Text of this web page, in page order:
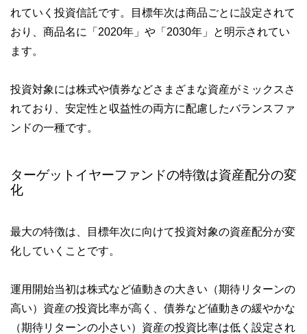
れていく投資信託です。目標年次は商品ごとに設定されて
おり、商品名に「2020年」や「2030年」と明示されてい
ます。
投資対象には株式や債券などさまざまな資産がミックスさ
れており、安定性と収益性の両方に配慮したバランスファ
ンドの一種です。
ターゲットイヤーファンドの特徴は資産配分の変
化
最大の特徴は、目標年次に向けて投資対象の資産配分が変
化していくことです。
運用開始当初は株式など値動きの大きい（期待リターンの
高い）資産の投資比率が高く、債券など値動きの緩やかな
（期待リターンの小さい）資産の投資比率は低く設定され